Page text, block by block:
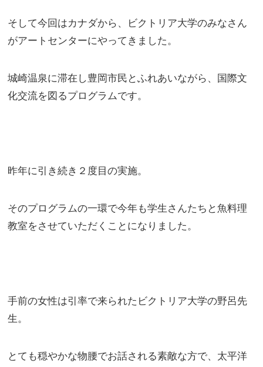
そして今回はカナダから、ビクトリア大学のみなさん
がアートセンターにやってきました。
城崎温泉に滞在し豊岡市民とふれあいながら、国際文
化交流を図るプログラムです。
昨年に引き続き２度目の実施。
そのプログラムの一環で今年も学生さんたちと魚料理
教室をさせていただくことになりました。
手前の女性は引率で来られたビクトリア大学の野呂先
生。
とても穏やかな物腰でお話される素敵な方で、太平洋